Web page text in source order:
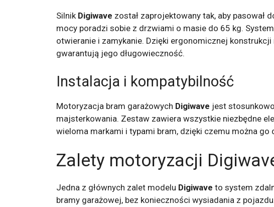
Silnik Digiwave został zaprojektowany tak, aby pasował
mocy poradzi sobie z drzwiami o masie do 65 kg.
otwieranie i zamykanie. Dzięki ergonomicznej
gwarantują jego długowieczność.
Instalacja i kompatybilność
Motoryzacja bram garażowych Digiwave jest
majsterkowania. Zestaw zawiera wszystkie niezbędne
wieloma markami i typami bram, dzięki czemu można go
Zalety motoryzacji
Jedna z głównych zalet modelu Digiwave to system
bramy garażowej, bez konieczności wysiadania z